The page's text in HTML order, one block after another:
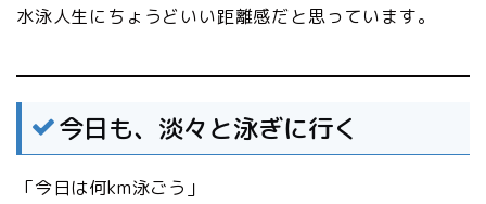
水泳人生にちょうどいい距離感だと思っています。
今日も、淡々と泳ぎに行く
「今日は何km泳ごう」